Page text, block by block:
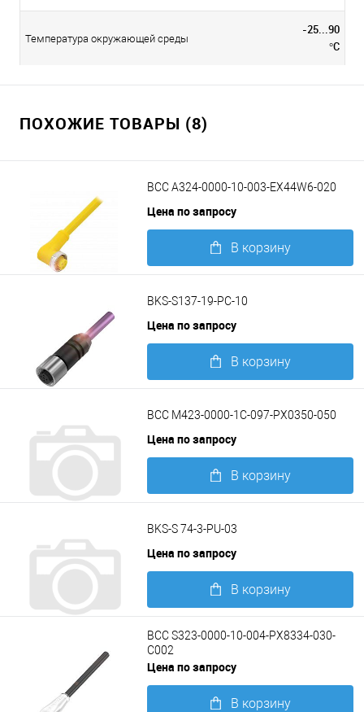
Температура окружающей среды
-25...90
°C
ПОХОЖИЕ ТОВАРЫ (8)
BCC A324-0000-10-003-EX44W6-020
Цена по запросу
В корзину
BKS-S137-19-PC-10
Цена по запросу
В корзину
BCC M423-0000-1C-097-PX0350-050
Цена по запросу
В корзину
BKS-S 74-3-PU-03
Цена по запросу
В корзину
Подробнее
BCC S323-0000-10-004-PX8334-030-
C002
Цена по запросу
В корзину